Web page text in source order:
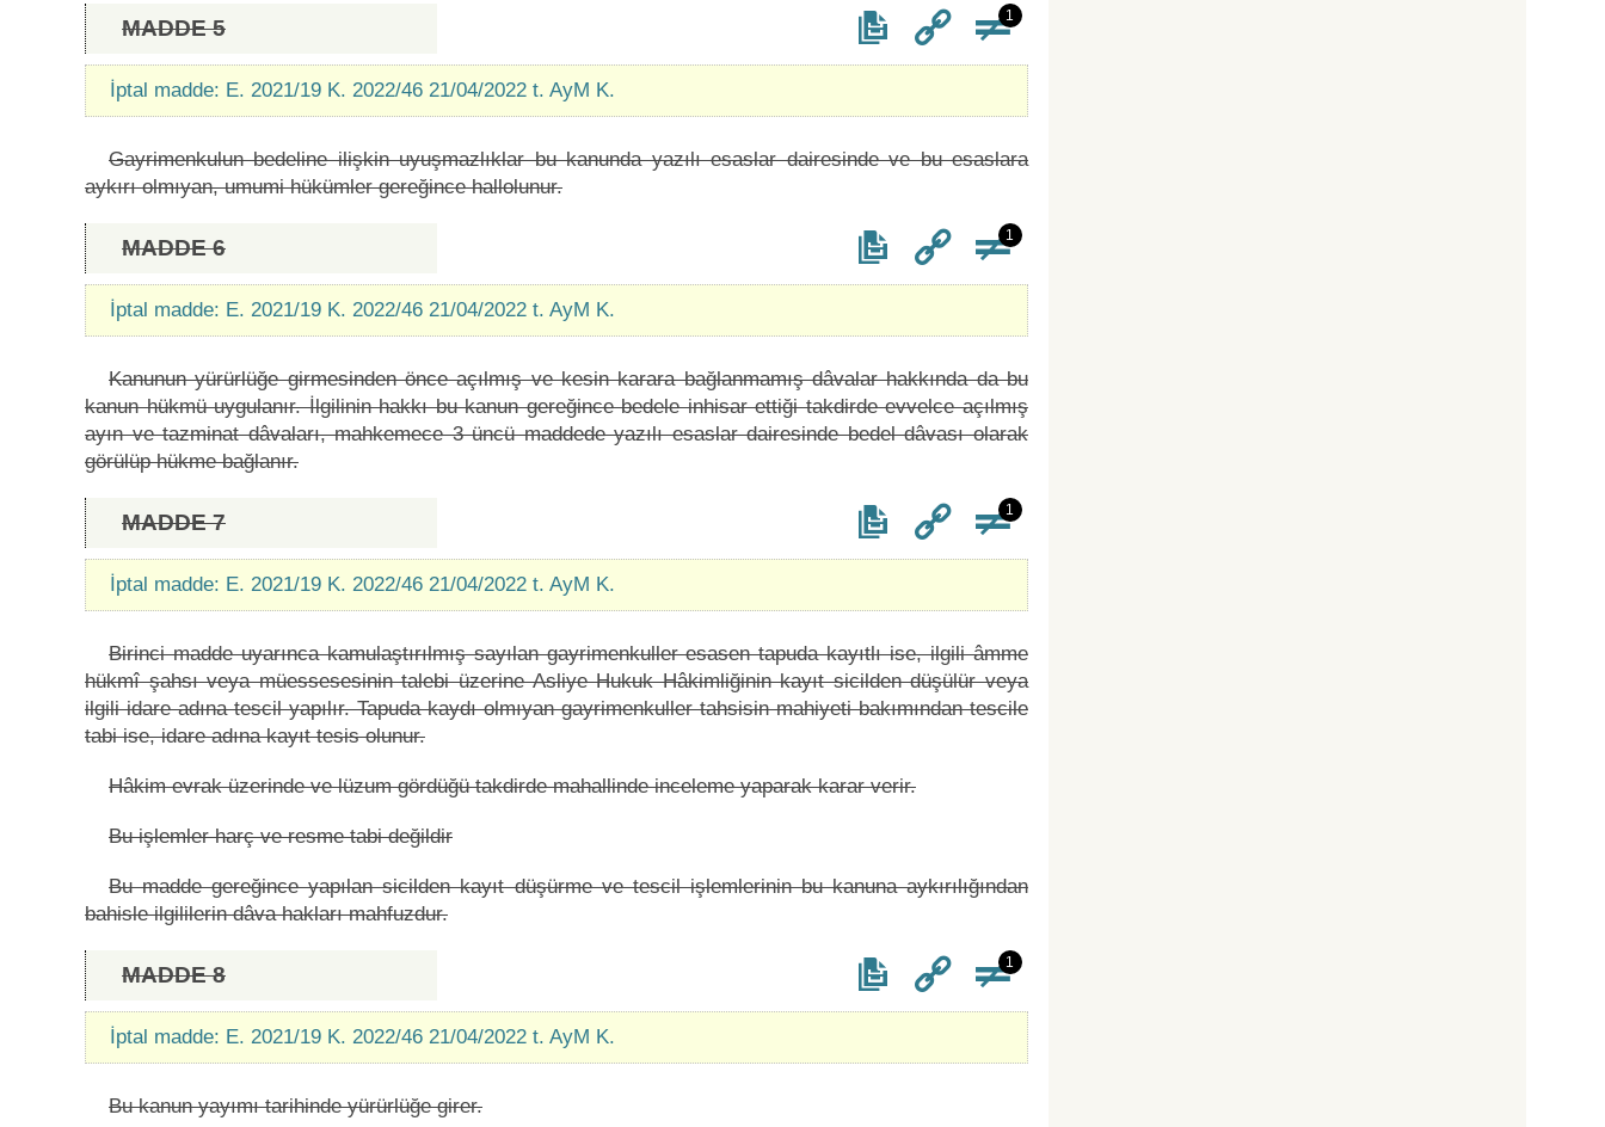
MADDE 5 1
İptal madde: E. 2021/19 K. 2022/46 21/04/2022 t. AyM K.
Gayrimenkulun bedeline ilişkin uyuşmazlıklar bu kanunda yazılı esaslar dairesinde ve bu esaslara
aykırı olmıyan, umumi hükümler gereğince hallolunur.
MADDE 6 1
İptal madde: E. 2021/19 K. 2022/46 21/04/2022 t. AyM K.
Kanunun yürürlüğe girmesinden önce açılmış ve kesin karara bağlanmamış dâvalar hakkında da bu
kanun hükmü uygulanır. İlgilinin hakkı bu kanun gereğince bedele inhisar ettiği takdirde evvelce açılmış
ayın ve tazminat dâvaları, mahkemece 3 üncü maddede yazılı esaslar dairesinde bedel dâvası olarak
görülüp hükme bağlanır.
MADDE 7 1
İptal madde: E. 2021/19 K. 2022/46 21/04/2022 t. AyM K.
Birinci madde uyarınca kamulaştırılmış sayılan gayrimenkuller esasen tapuda kayıtlı ise, ilgili âmme
hükmî şahsı veya müessesesinin talebi üzerine Asliye Hukuk Hâkimliğinin kayıt sicilden düşülür veya
ilgili idare adına tescil yapılır. Tapuda kaydı olmıyan gayrimenkuller tahsisin mahiyeti bakımından tescile
tabi ise, idare adına kayıt tesis olunur.
Hâkim evrak üzerinde ve lüzum gördüğü takdirde mahallinde inceleme yaparak karar verir.
Bu işlemler harç ve resme tabi değildir
Bu madde gereğince yapılan sicilden kayıt düşürme ve tescil işlemlerinin bu kanuna aykırılığından
bahisle ilgililerin dâva hakları mahfuzdur.
MADDE 8 1
İptal madde: E. 2021/19 K. 2022/46 21/04/2022 t. AyM K.
Bu kanun yayımı tarihinde yürürlüğe girer.